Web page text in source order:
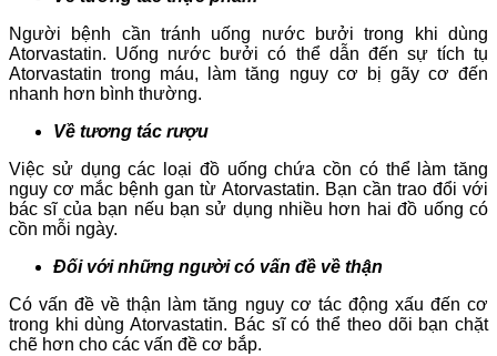
Người bệnh cần tránh uống nước bưởi trong khi dùng
Atorvastatin. Uống nước bưởi có thể dẫn đến sự tích tụ
Atorvastatin trong máu, làm tăng nguy cơ bị gãy cơ đến
nhanh hơn bình thường.
Về tương tác rượu
Việc sử dụng các loại đồ uống chứa cồn có thể làm tăng
nguy cơ mắc bệnh gan từ Atorvastatin. Bạn cần trao đổi với
bác sĩ của bạn nếu bạn sử dụng nhiều hơn hai đồ uống có
cồn mỗi ngày.
Đối với những người có vấn đề về thận
Có vấn đề về thận làm tăng nguy cơ tác động xấu đến cơ
trong khi dùng Atorvastatin. Bác sĩ có thể theo dõi bạn chặt
chẽ hơn cho các vấn đề cơ bắp.